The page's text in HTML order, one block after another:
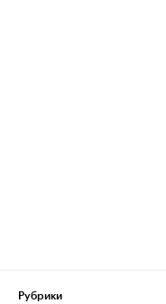
Рубрики